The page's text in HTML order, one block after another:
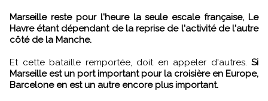
Marseille reste pour l'heure la seule escale française, Le
Havre étant dépendant de la reprise de l'activité de l'autre
côté de la Manche.
Et cette bataille remportée, doit en appeler d'autres. Si
Marseille est un port important pour la croisière en Europe,
Barcelone en est un autre encore plus important.